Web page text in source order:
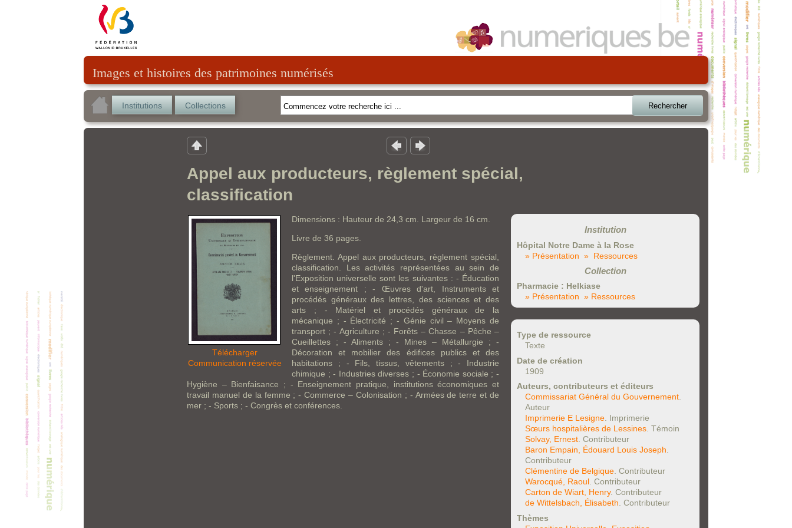
Images et histoires des patrimoines numérisés
Institutions Collections Rechercher
Appel aux producteurs, règlement spécial,
classification
Télécharger
Communication réservée
Dimensions : Hauteur de 24,3 cm. Largeur de 16 cm.
Livre de 36 pages.
Règlement. Appel aux producteurs, règlement spécial,
classification. Les activités représentées au sein de
l'Exposition universelle sont les suivantes : - Éducation
et enseignement ; - Œuvres d'art, Instruments et
procédés généraux des lettres, des sciences et des
arts ; - Matériel et procédés généraux de la
mécanique ; - Électricité ; - Génie civil – Moyens de
transport ; - Agriculture ; - Forêts – Chasse – Pêche –
Cueillettes ; - Aliments ; - Mines – Métallurgie ; -
Décoration et mobilier des édifices publics et des
habitations ; - Fils, tissus, vêtements ; - Industrie
chimique ; - Industries diverses ; - Économie sociale ; -
Hygiène – Bienfaisance ; - Enseignement pratique, institutions économiques et
travail manuel de la femme ; - Commerce – Colonisation ; - Armées de terre et de
mer ; - Sports ; - Congrès et conférences.
Institution
Hôpital Notre Dame à la Rose
» Présentation » Ressources
Collection
Pharmacie : Helkiase
» Présentation » Ressources
Type de ressource
Texte
Date de création
1909
Auteurs, contributeurs et éditeurs
Commissariat Général du Gouvernement.
Auteur
Imprimerie E Lesigne. Imprimerie
Sœurs hospitalières de Lessines. Témoin
Solvay, Ernest. Contributeur
Baron Empain, Édouard Louis Joseph.
Contributeur
Clémentine de Belgique. Contributeur
Warocqué, Raoul. Contributeur
Carton de Wiart, Henry. Contributeur
de Wittelsbach, Élisabeth. Contributeur
Thèmes